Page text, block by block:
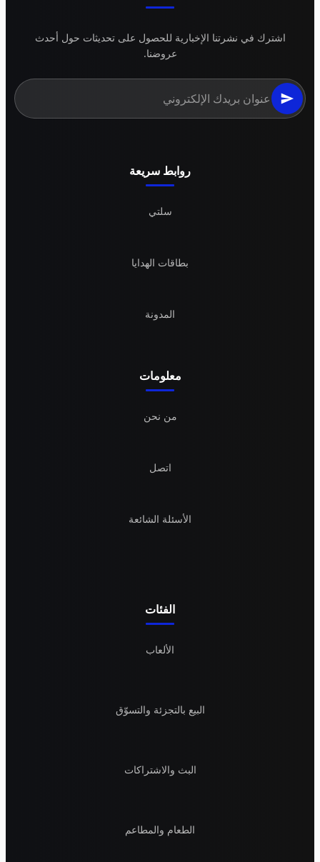
اشترك في نشرتنا الإخبارية للحصول على تحديثات حول أحدث
عروضنا.
روابط سريعة
سلتي
بطاقات الهدايا
المدونة
معلومات
من نحن
اتصل
الأسئلة الشائعة
الفئات
الألعاب
البيع بالتجزئة والتسوّق
البث والاشتراكات
الطعام والمطاعم